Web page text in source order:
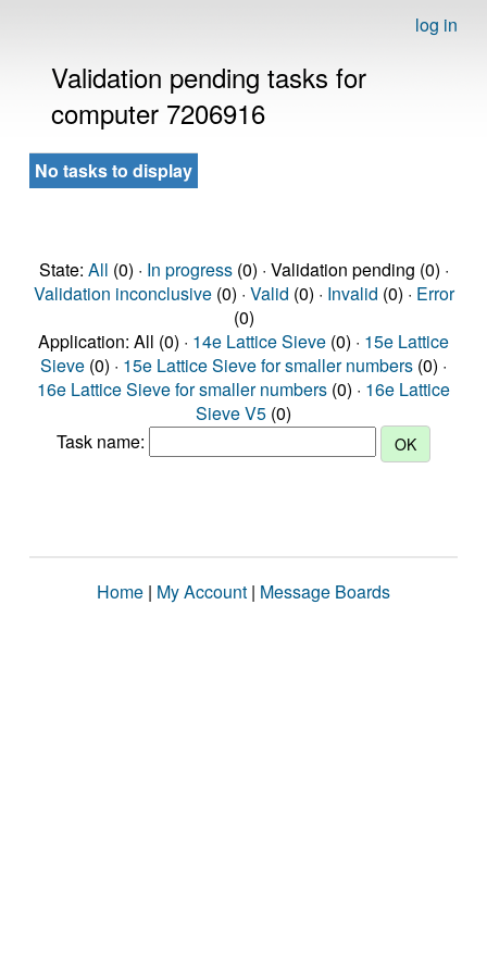
log in
Validation pending tasks for
computer 7206916
No tasks to display
State: All (0) · In progress(0) · Validation pending (0) ·
Validation inconclusive(0) · Valid (0) · Invalid (0) · Error
(0)
Application: All (0) · 14e Lattice Sieve (0) · 15e Lattice
Sieve (0) · 15e Lattice Sieve for smaller numbers (0) ·
16e Lattice Sieve for smaller numbers (0) · 16e Lattice
Sieve V5 (0)
Task name:
Home | My Account | Message Boards